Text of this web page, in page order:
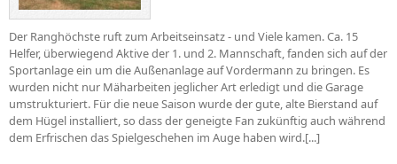
Der Ranghöchste ruft zum Arbeitseinsatz - und Viele kamen. Ca. 15
Helfer, überwiegend Aktive der 1. und 2. Mannschaft, fanden sich auf der
Sportanlage ein um die Außenanlage auf Vordermann zu bringen. Es
wurden nicht nur Mäharbeiten jeglicher Art erledigt und die Garage
umstrukturiert. Für die neue Saison wurde der gute, alte Bierstand auf
dem Hügel installiert, so dass der geneigte Fan zukünftig auch während
dem Erfrischen das Spielgeschehen im Auge haben wird.[...]